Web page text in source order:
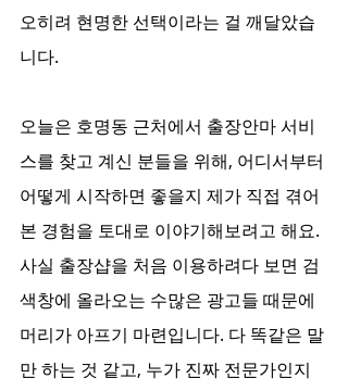
오히려 현명한 선택이라는 걸 깨달았습
니다.
오늘은 호명동 근처에서 출장안마 서비
스를 찾고 계신 분들을 위해, 어디서부터
어떻게 시작하면 좋을지 제가 직접 겪어
본 경험을 토대로 이야기해보려고 해요.
사실 출장샵을 처음 이용하려다 보면 검
색창에 올라오는 수많은 광고들 때문에
머리가 아프기 마련입니다. 다 똑같은 말
만 하는 것 같고, 누가 진짜 전문가인지